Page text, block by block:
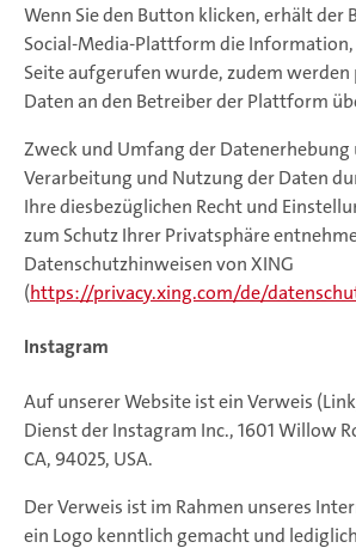
Wenn Sie den Button klicken, erhält der
Social-Media-Plattform die
Seite aufgerufen wurde, zudem
Daten an den Betreiber der Plattform
Zweck und Umfang der
Verarbeitung und Nutzung der Daten
Ihre diesbezüglichen Recht und
zum Schutz Ihrer Privatsphäre
Datenschutzhinweisen von XING
(https://privacy.xing.com/de/
Instagram
Auf unserer Website ist ein Verweis
Dienst der Instagram Inc., 1601 Willow
CA, 94025, USA.
Der Verweis ist im Rahmen unseres
ein Logo kenntlich gemacht und